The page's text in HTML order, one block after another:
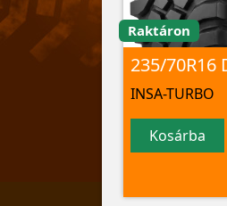
Raktáron
INSA-TURBO
Kosárba